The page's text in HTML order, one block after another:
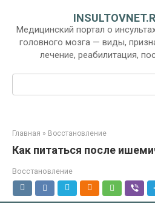
контенту
Медицинский портал о
головного мозга — виды,
лечение, реабилитация,
Главная » Восстановление
Как питаться после
Восстановление